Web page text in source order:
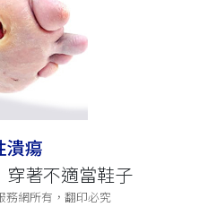
潰瘍
著不適當鞋子
務網所有，翻印必究